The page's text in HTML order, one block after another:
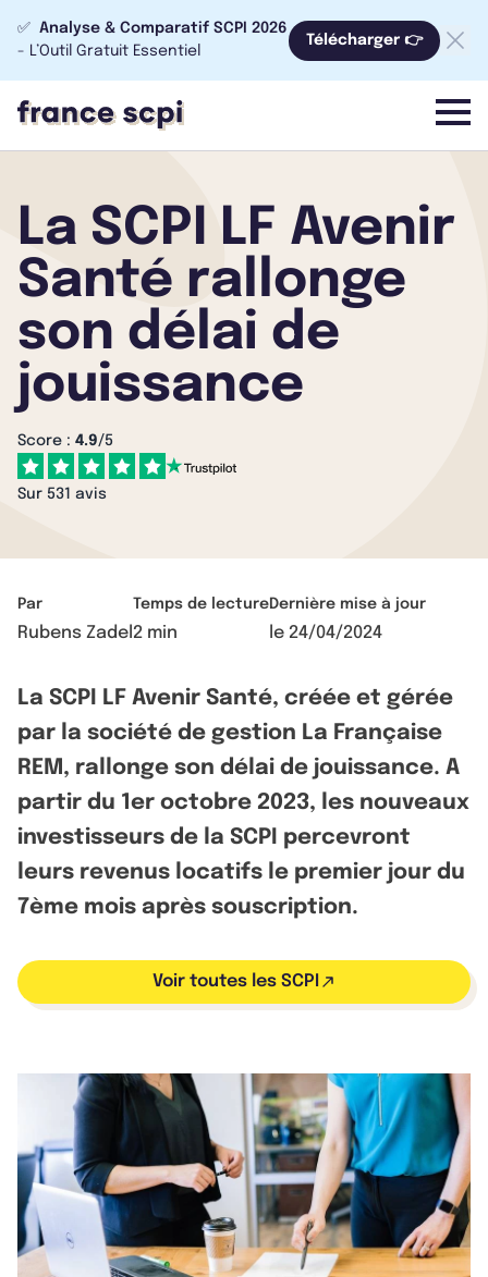
✅ Analyse & Comparatif SCPI 2026
- L’Outil Gratuit Essentiel
Télécharger 👉
menu
La SCPI LF Avenir
Santé rallonge
son délai de
jouissance
Score : 4.9/5
Sur 531 avis
Par
Rubens Zadel
Temps de lecture
2 min
Dernière mise à jour
le 24/04/2024
La SCPI LF Avenir Santé, créée et gérée
par la société de gestion La Française
REM, rallonge son délai de jouissance. A
partir du 1er octobre 2023, les nouveaux
investisseurs de la SCPI percevront
leurs revenus locatifs le premier jour du
7ème mois après souscription.
Voir toutes les SCPI